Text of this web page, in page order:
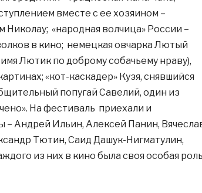
вместе с ее хозяином –
«народная волчица» России –
в кино; немецкая овчарка Лютый
Лютик по доброму собачьему нраву),
«кот-каскадер» Кузя, снявшийся
попугай Савелий, один из
На фестиваль приехали и
– Андрей Ильин, Алексей Панин,
Тютин, Саид Дашук-Нигматулин,
из них в кино была своя особая